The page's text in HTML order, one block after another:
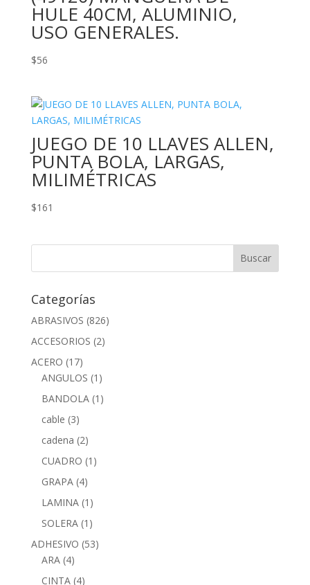
HULE 40CM, ALUMINIO,
USO GENERALES.
$56
JUEGO DE 10 LLAVES ALLEN,
PUNTA BOLA, LARGAS,
MILIMÉTRICAS
$161
Categorías
ABRASIVOS (826)
ACCESORIOS (2)
ACERO (17)
ANGULOS (1)
BANDOLA (1)
cable (3)
cadena (2)
CUADRO (1)
GRAPA (4)
LAMINA (1)
SOLERA (1)
ADHESIVO (53)
ARA (4)
CINTA (4)